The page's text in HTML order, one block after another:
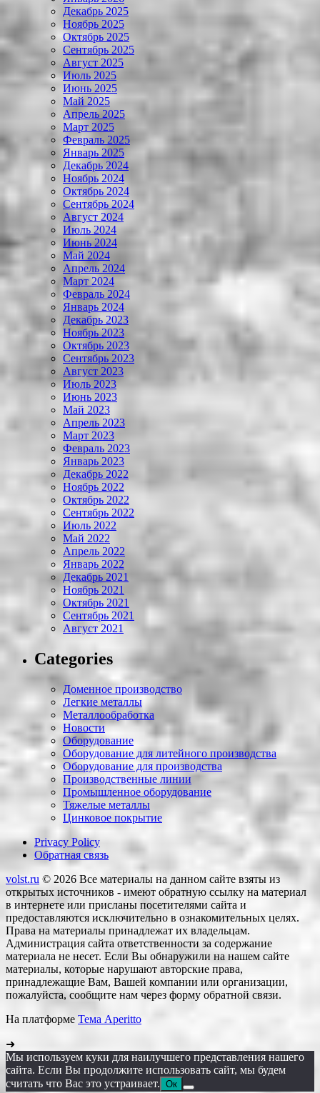
Декабрь 2025
Ноябрь 2025
Октябрь 2025
Сентябрь 2025
Август 2025
Июль 2025
Июнь 2025
Май 2025
Апрель 2025
Март 2025
Февраль 2025
Январь 2025
Декабрь 2024
Ноябрь 2024
Октябрь 2024
Сентябрь 2024
Август 2024
Июль 2024
Июнь 2024
Май 2024
Апрель 2024
Март 2024
Февраль 2024
Январь 2024
Декабрь 2023
Ноябрь 2023
Октябрь 2023
Сентябрь 2023
Август 2023
Июль 2023
Июнь 2023
Май 2023
Апрель 2023
Март 2023
Февраль 2023
Январь 2023
Декабрь 2022
Ноябрь 2022
Октябрь 2022
Сентябрь 2022
Июль 2022
Май 2022
Апрель 2022
Январь 2022
Декабрь 2021
Ноябрь 2021
Октябрь 2021
Сентябрь 2021
Август 2021
Categories
Доменное производство
Легкие металлы
Металлообработка
Новости
Оборудование
Оборудование для литейного производства
Оборудование для производства
Производственные линии
Промышленное оборудование
Тяжелые металлы
Цинковое покрытие
Privacy Policy
Обратная связь
volst.ru © 2026 Все материалы на данном сайте взяты из
открытых источников - имеют обратную ссылку на материал
в интернете или присланы посетителями сайта и
предоставляются исключительно в ознакомительных целях.
Права на материалы принадлежат их владельцам.
Администрация сайта ответственности за содержание
материала не несет. Если Вы обнаружили на нашем сайте
материалы, которые нарушают авторские права,
принадлежащие Вам, Вашей компании или организации,
пожалуйста, сообщите нам через форму обратной связи.
На платформе Тема Aperitto
➜
Мы используем куки для наилучшего представления нашего
сайта. Если Вы продолжите использовать сайт, мы будем
считать что Вас это устраивает. Ок